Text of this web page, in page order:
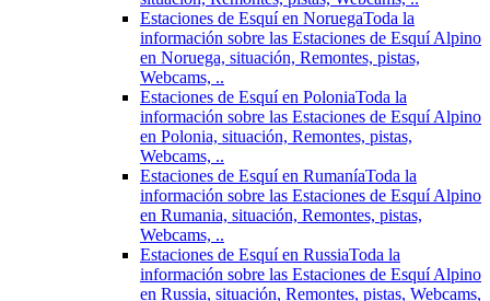
Estaciones de Esquí en NoruegaToda la
información sobre las Estaciones de Esquí Alpino
en Noruega, situación, Remontes, pistas,
Webcams, ..
Estaciones de Esquí en PoloniaToda la
información sobre las Estaciones de Esquí Alpino
en Polonia, situación, Remontes, pistas,
Webcams, ..
Estaciones de Esquí en RumaníaToda la
información sobre las Estaciones de Esquí Alpino
en Rumania, situación, Remontes, pistas,
Webcams, ..
Estaciones de Esquí en RussiaToda la
información sobre las Estaciones de Esquí Alpino
en Russia, situación, Remontes, pistas, Webcams,